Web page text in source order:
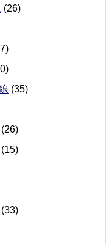
(26)
(35)
(26)
(15)
(33)